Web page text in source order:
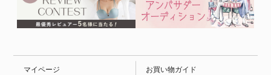
マイページ お買い物ガイド